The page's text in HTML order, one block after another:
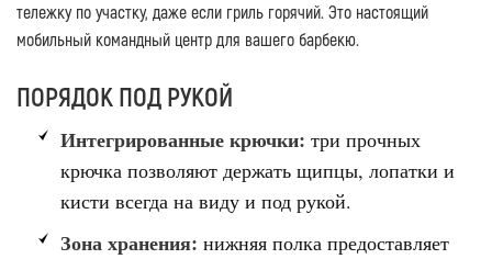
тележку по участку, даже если гриль горячий. Это настоящий
мобильный командный центр для вашего барбекю.
ПОРЯДОК ПОД РУКОЙ
Интегрированные крючки: три прочных
крючка позволяют держать щипцы, лопатки и
кисти всегда на виду и под рукой.
Зона хранения: нижняя полка предоставляет